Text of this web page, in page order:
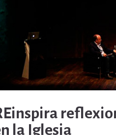
la Iglesia